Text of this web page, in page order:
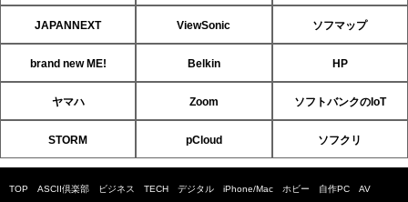
JAPANNEXT ViewSonic ソフマップ
brand new ME! Belkin HP
ヤマハ Zoom ソフトバンクのIoT
STORM pCloud ソフクリ
TOP ASCII倶楽部 ビジネス TECH デジタル iPhone/Mac ホビー 自作PC AV